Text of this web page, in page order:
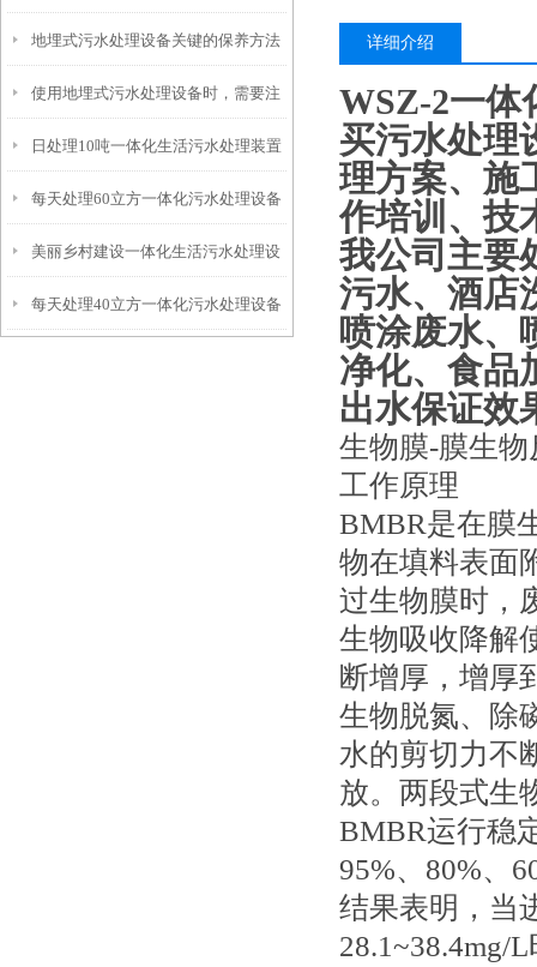
特点呢？
地埋式污水处理设备关键的保养方法
使用地埋式污水处理设备时，需要注
意以下事项
日处理10吨一体化生活污水处理装置
每天处理60立方一体化污水处理设备
美丽乡村建设一体化生活污水处理设
备
每天处理40立方一体化污水处理设备
详细介绍
WSZ-2一体
买污水处理
理方案、施
作培训、技
我公司主要
污水、酒店
喷涂废水、
净化、食品
出水保证效
生物膜-膜生
工作原理
BMBR是在膜
物在填料表面
过生物膜时，
生物吸收降解
断增厚，增厚
生物脱氮、除
水的剪切力不
放。两段式生
BMBR运行稳
95%、80%、
结果表明，当
28.1~38.4mg/